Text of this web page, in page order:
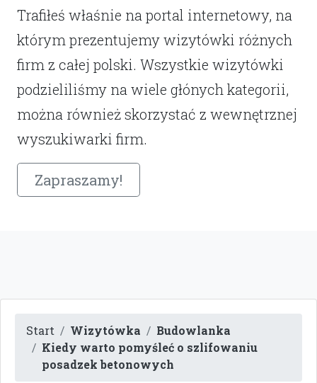
Trafiłeś właśnie na portal internetowy, na
którym prezentujemy wizytówki różnych
firm z całej polski. Wszystkie wizytówki
podzieliliśmy na wiele głónych kategorii,
można również skorzystać z wewnętrznej
wyszukiwarki firm.
Zapraszamy!
Start Wizytówka
Budowlanka
Kiedy warto pomyśleć o szlifowaniu
posadzek betonowych